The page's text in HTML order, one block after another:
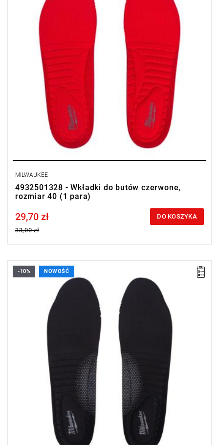
MILWAUKEE
4932501328 - Wkładki do butów czerwone,
rozmiar 40 (1 para)
Price tax included
29,70 zł
33,00 zł
DO KOSZYKA
-10% NOWOŚĆ